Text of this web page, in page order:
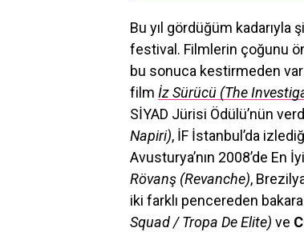
Bu yıl gördüğüm
festival. Filmlerin çoğunu
bu sonuca kestirmeden
film İz Sürücü (The
SİYAD Jürisi Ödülü’nün
Napiri), İF İstanbul’da
Avusturya’nın 2008’de En
Rövanş (Revanche),
iki farklı pencereden
Squad / Tropa De Elite) ve